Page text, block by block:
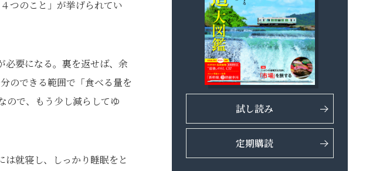
つのこと」が挙げられてい
必要になる。裏を返せば、余
のできる範囲で「食べる量を
ので、もう少し減らしてゆ
は就寝し、しっかり睡眠をと
試し読み
定期購読